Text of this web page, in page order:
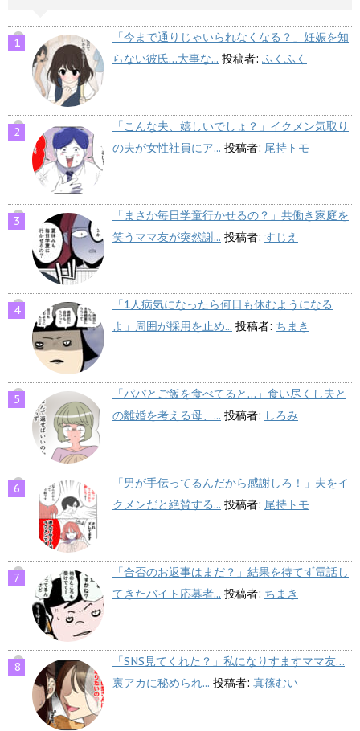
「今まで通りじゃいられなくなる？」妊娠を知
らない彼氏…大事な... 投稿者: ふくふく
「こんな夫、嬉しいでしょ？」イクメン気取り
の夫が女性社員にア... 投稿者: 尾持トモ
「まさか毎日学童行かせるの？」共働き家庭を
笑うママ友が突然謝... 投稿者: すじえ
「1人病気になったら何日も休むようになる
よ」周囲が採用を止め... 投稿者: ちまき
「パパとご飯を食べてると…」食い尽くし夫と
の離婚を考える母、... 投稿者: しろみ
「男が手伝ってるんだから感謝しろ！」夫をイ
クメンだと絶賛する... 投稿者: 尾持トモ
「合否のお返事はまだ？」結果を待てず電話し
てきたバイト応募者... 投稿者: ちまき
「SNS見てくれた？」私になりすますママ友…
裏アカに秘められ... 投稿者: 真篠むい